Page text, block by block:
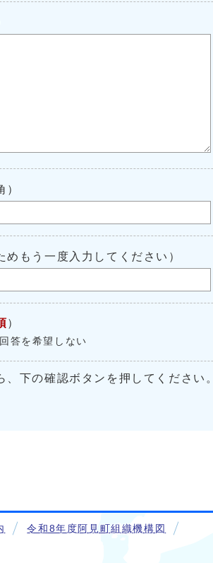
めもう一度入力してください）
）
回答を希望しない
下の確認ボタンを押してください。
令和8年度阿見町組織機構図